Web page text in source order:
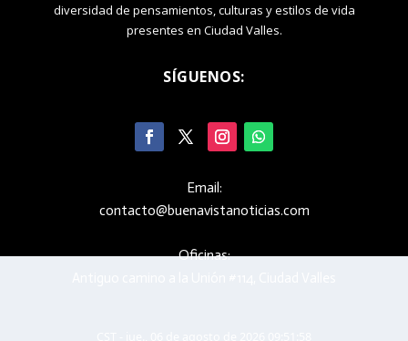
diversidad de pensamientos, culturas y estilos de vida
presentes en Ciudad Valles.
SÍGUENOS:
Email:
contacto@buenavistanoticias.com
Oficinas: